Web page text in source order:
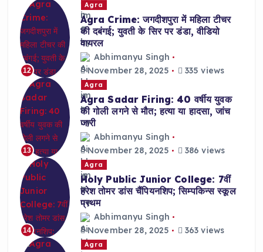
12
Agra
Agra Crime: जगदीशपुरा में महिला टीचर
की दबंगई; युवती के सिर पर डंडा, वीडियो
वायरल
Abhimanyu Singh
November 28, 2025
335 views
13
Agra
Agra Sadar Firing: 40 वर्षीय युवक
की गोली लगने से मौत; हत्या या हादसा, जांच
जारी
Abhimanyu Singh
November 28, 2025
386 views
14
Agra
Holy Public Junior College: 7वीं
हरेश तोमर डांस चैंपियनशिप; सिम्पकिन्स स्कूल
प्रथम
Abhimanyu Singh
November 28, 2025
363 views
Agra